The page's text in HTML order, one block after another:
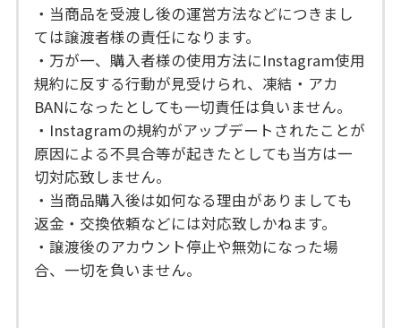
・当商品を受渡し後の運営方法などにつきまし
ては譲渡者様の責任になります。
・万が一、購入者様の使用方法にInstagram使用
規約に反する行動が見受けられ、凍結・アカ
BANになったとしても一切責任は負いません。
・Instagramの規約がアップデートされたことが
原因による不具合等が起きたとしても当方は一
切対応致しません。
・当商品購入後は如何なる理由がありましても
返金・交換依頼などには対応致しかねます。
・譲渡後のアカウント停止や無効になった場
合、一切を負いません。